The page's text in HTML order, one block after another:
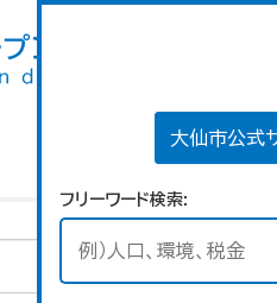
大仙市公式
フリーワード検索